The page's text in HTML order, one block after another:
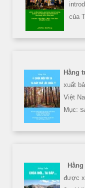
của
Hằng
xuất
Việt
Mục:
được